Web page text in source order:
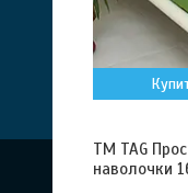
ТМ TAG
наволочки